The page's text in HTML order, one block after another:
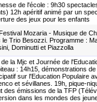
de l'école : 9h30
12h apéritif animé par un
des jeux pour les enfants
Mozaria - Musique de
le Trio Besozzi. Programme :
Dominutti et Piazzolla
la Mjc et Journée de
: 14h15, démonstrations
sur l'Education Populaire
et sévillanes. 19h, pique-
des émissions de la TFP
dans les mondes des